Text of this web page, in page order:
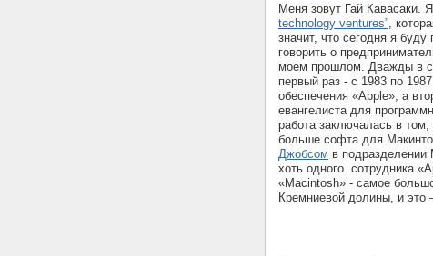
Меня зовут Гай Кавасаки.
technology ventures” ,
значит, что сегодня я
говорить о
моем прошлом. Дважды в
первый раз - с 1983 по
обеспечения «Apple», а
евангелиста для
работа заключалась в
больше софта для
Джобсом в
хоть одного сотрудника
«Macintosh» - самое
Кремниевой долины, и это